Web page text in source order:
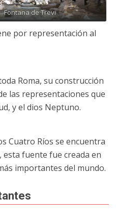
Fontana de Trevi
por representación al
Roma, su construcción
las representaciones que
y el dios Neptuno.
Cuatro Ríos se encuentra
esta fuente fue creada en
importantes del mundo.